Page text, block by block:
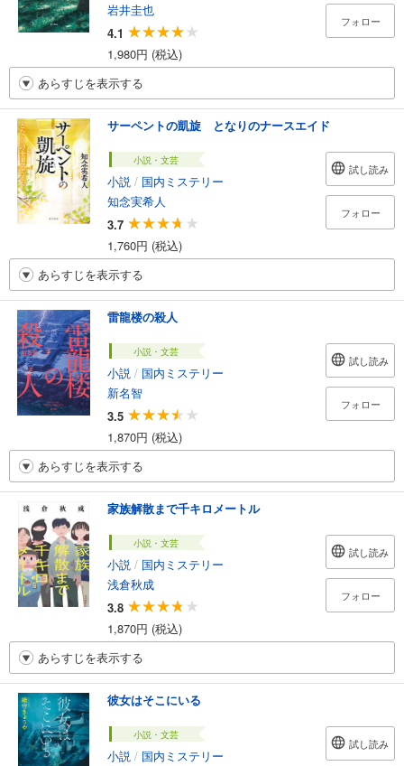
岩井圭也
4.1
1,980円 (税込)
フォロー
あらすじを表示する
サーペントの凱旋 となりのナースエイド
小説・文芸
小説 / 国内ミステリー
知念実希人
3.7
1,760円 (税込)
試し読み
フォロー
あらすじを表示する
雷龍楼の殺人
小説・文芸
小説 / 国内ミステリー
新名智
3.5
1,870円 (税込)
試し読み
フォロー
あらすじを表示する
家族解散まで千キロメートル
小説・文芸
小説 / 国内ミステリー
浅倉秋成
3.8
1,870円 (税込)
試し読み
フォロー
あらすじを表示する
彼女はそこにいる
小説・文芸
小説 / 国内ミステリー
試し読み